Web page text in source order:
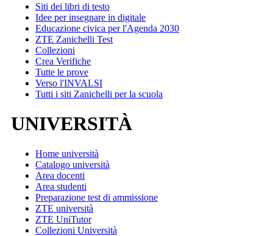
Siti dei libri di testo
Idee per insegnare in digitale
Educazione civica per l'Agenda 2030
ZTE Zanichelli Test
Collezioni
Crea Verifiche
Tutte le prove
Verso l'INVALSI
Tutti i siti Zanichelli per la scuola
UNIVERSITÀ
Home università
Catalogo università
Area docenti
Area studenti
Preparazione test di ammissione
ZTE università
ZTE UniTutor
Collezioni Università